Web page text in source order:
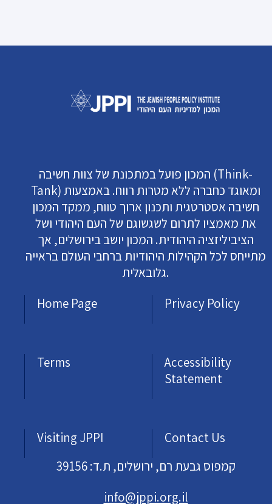
המכון פועל במתכונת של צוות חשיבה (Think-
Tank) ומאוגד כחברה ללא מטרות רווח. באמצעות
חשיבה אסטרטגית ותכנון ארוך טווח, ממקד המכון
את מאמציו לתרום לשגשוגם של העם היהודי ושל
הציביליזציה היהודית. המכון יושב בירושלים, אך
מתייחס לכל הקהילות היהודיות ברחבי העולם בראייה
גלובאלית.
Home Page
Privacy Policy
Terms
Accessibility
Statement
Visiting JPPI
Contact Us
קמפוס גבעת רם, ירושלים, ת.ד: 39156
info@jppi.org.il